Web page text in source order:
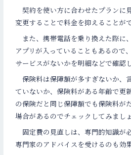
契約を使い方に合わせたプランに
変更することで料金を抑えることが
また、携帯電話を乗り換えた際に
アプリが入っていることもあるので
サービスがないかを明細などで確認
保険料は保障額が多すぎないか、
ていないか、保険料がある年齢で更
の保険だと同じ保障額でも保険料が
場合があるのでチェックしてみましょ
固定費の見直しは、専門的知識が
専門家のアドバイスを受けるのも効